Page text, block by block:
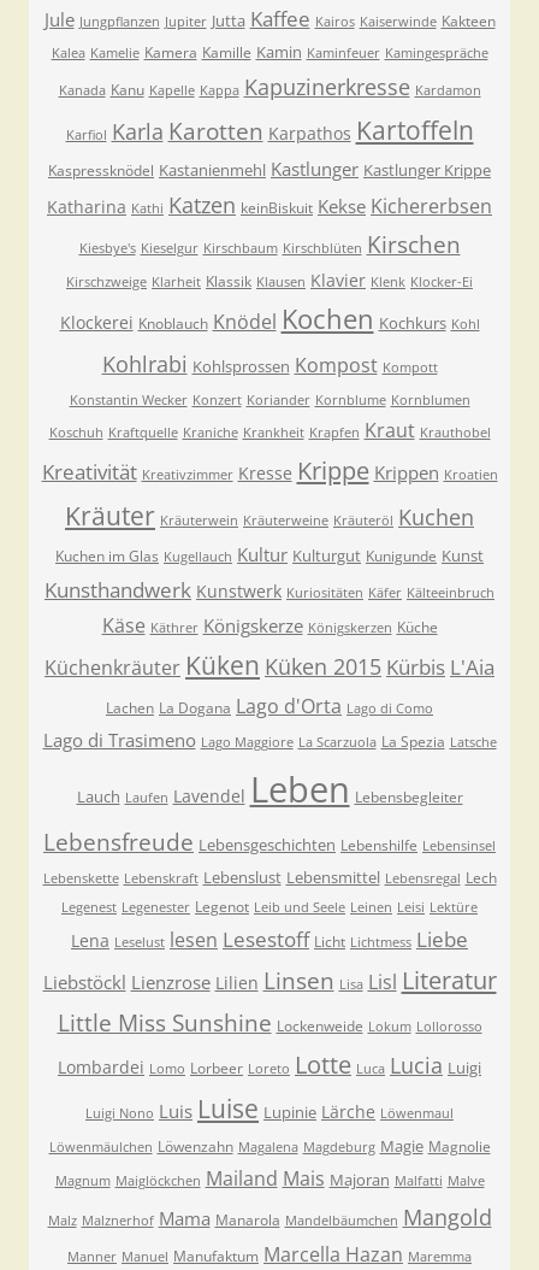
Jule Jungpflanzen Jupiter Jutta Kaffee Kairos Kaiserwinde Kakteen
Kalea Kamelie Kamera Kamille Kamin Kaminfeuer Kamingespräche
Kanada Kanu Kapelle Kappa Kapuzinerkresse Kardamon
Karfiol Karla Karotten Karpathos Kartoffeln
Kaspressknödel Kastanienmehl Kastlunger Kastlunger Krippe
Katharina Kathi Katzen keinBiskuit Kekse Kichererbsen
Kiesbye's Kieselgur Kirschbaum Kirschblüten Kirschen
Kirschzweige Klarheit Klassik Klausen Klavier Klenk Klocker-Ei
Klockerei Knoblauch Knödel Kochen Kochkurs Kohl
Kohlrabi Kohlsprossen Kompost Kompott
Konstantin Wecker Konzert Koriander Kornblume Kornblumen
Koschuh Kraftquelle Kraniche Krankheit Krapfen Kraut Krauthobel
Kreativität Kreativzimmer Kresse Krippe Krippen Kroatien
Kräuter Kräuterwein Kräuterweine Kräuteröl Kuchen
Kuchen im Glas Kugellauch Kultur Kulturgut Kunigunde Kunst
Kunsthandwerk Kunstwerk Kuriositäten Käfer Kälteeinbruch
Käse Käthrer Königskerze Königskerzen Küche
Küchenkräuter Küken Küken 2015 Kürbis L'Aia
Lachen La Dogana Lago d'Orta Lago di Como
Lago di Trasimeno Lago Maggiore La Scarzuola La Spezia Latsche
Lauch Laufen Lavendel Leben Lebensbegleiter
Lebensfreude Lebensgeschichten Lebenshilfe Lebensinsel
Lebenskette Lebenskraft Lebenslust Lebensmittel Lebensregal Lech
Legenest Legenester Legenot Leib und Seele Leinen Leisi Lektüre
Lena Leselust lesen Lesestoff Licht Lichtmess Liebe
Liebstöckl Lienzrose Lilien Linsen Lisa Lisl Literatur
Little Miss Sunshine Lockenweide Lokum Lollorosso
Lombardei Lomo Lorbeer Loreto Lotte Luca Lucia Luigi
Luigi Nono Luis Luise Lupinie Lärche Löwenmaul
Löwenmäulchen Löwenzahn Magalena Magdeburg Magie Magnolie
Magnum Maiglöckchen Mailand Mais Majoran Malfatti Malve
Malz Malznerhof Mama Manarola Mandelbäumchen Mangold
Manner Manuel Manufaktum Marcella Hazan Maremma